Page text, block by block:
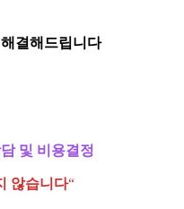
결해드립니다
및 비용결정
않습니다“